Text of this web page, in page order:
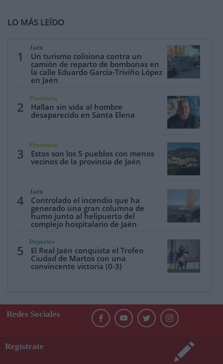
LO MÁS LEÍDO
1
Jaén
Un turismo colisiona contra un
camión de reparto de bombonas en
la calle Eduardo García-Triviño López
en Jaén
2
Provincia
Hallan sin vida al hombre
desaparecido en Santa Elena
3
Provincia
Estos son los 5 pueblos con menos
vecinos de la provincia de Jaén
4
Jaén
Controlado el incendio que ha
generado una gran columna de
humo junto al helipuerto del
complejo hospitalario de Jaén
5
Deportes
El Real Jaén conquista el Trofeo
Ciudad de Martos con una
convincente victoria (0-3)
Redes Sociales
Regístrate